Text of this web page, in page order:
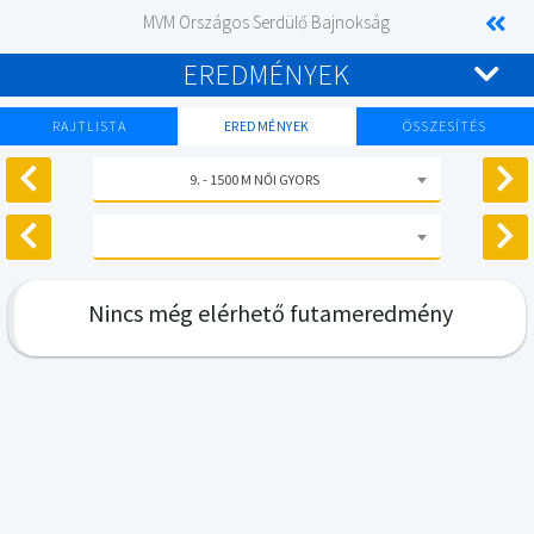
MVM Országos Serdülő Bajnokság
EREDMÉNYEK
RAJTLISTA EREDMÉNYEK ÖSSZESÍTÉS
9. - 1500 M NŐI GYORS
Nincs még elérhető futameredmény